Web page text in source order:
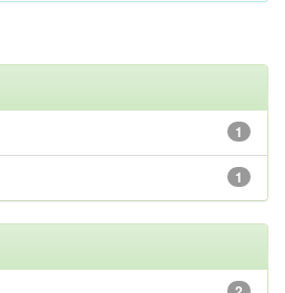
1
1